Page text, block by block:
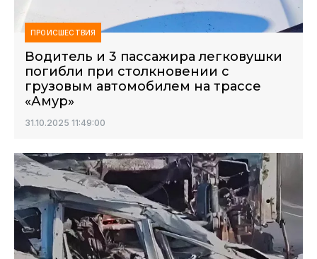
ПРОИСШЕСТВИЯ
Водитель и 3 пассажира легковушки
погибли при столкновении с
грузовым автомобилем на трассе
«Амур»
31.10.2025 11:49:00